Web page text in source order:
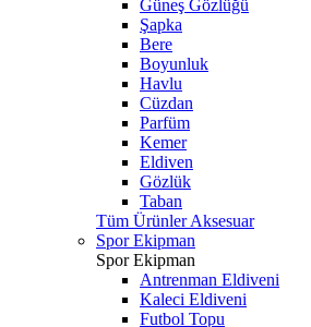
Güneş Gözlüğü
Şapka
Bere
Boyunluk
Havlu
Cüzdan
Parfüm
Kemer
Eldiven
Gözlük
Taban
Tüm Ürünler Aksesuar
Spor Ekipman
Spor Ekipman
Antrenman Eldiveni
Kaleci Eldiveni
Futbol Topu